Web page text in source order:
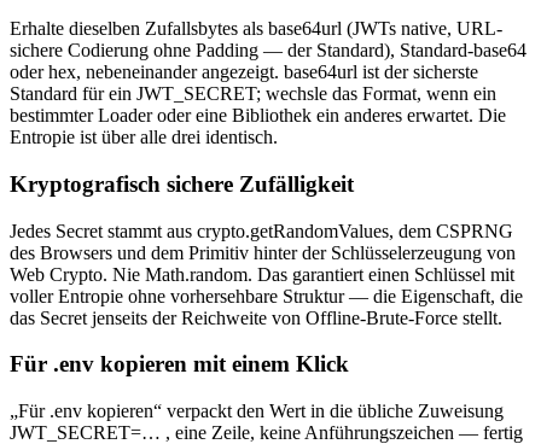
Erhalte dieselben Zufallsbytes als base64url (JWTs native, URL-
sichere Codierung ohne Padding — der Standard), Standard-base64
oder hex, nebeneinander angezeigt. base64url ist der sicherste
Standard für ein JWT_SECRET; wechsle das Format, wenn ein
bestimmter Loader oder eine Bibliothek ein anderes erwartet. Die
Entropie ist über alle drei identisch.
Kryptografisch sichere Zufälligkeit
Jedes Secret stammt aus crypto.getRandomValues, dem CSPRNG
des Browsers und dem Primitiv hinter der Schlüsselerzeugung von
Web Crypto. Nie Math.random. Das garantiert einen Schlüssel mit
voller Entropie ohne vorhersehbare Struktur — die Eigenschaft, die
das Secret jenseits der Reichweite von Offline-Brute-Force stellt.
Für .env kopieren mit einem Klick
„Für .env kopieren“ verpackt den Wert in die übliche Zuweisung
JWT_SECRET=… , eine Zeile, keine Anführungszeichen — fertig